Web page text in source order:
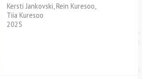
Kersti Jankovski, Rein Kuresoo,
Tiia Kuresoo
2025